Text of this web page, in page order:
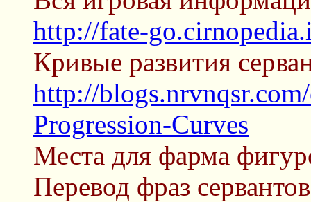
http://fate-
Кривые развития
http://
Progression-Curves
Места для фарма
Перевод фраз